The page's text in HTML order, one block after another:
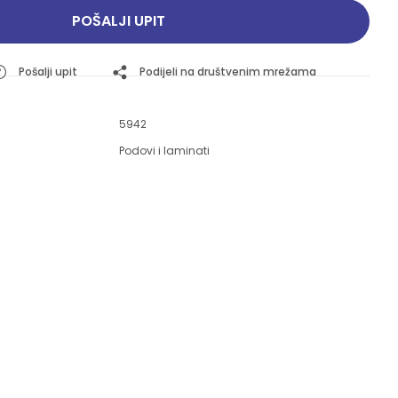
Pogledajte ponudu
Pogledajte ponudu
POŠALJI UPIT
Pošalji upit Podijeli na društvenim mrežama
5942
Podovi i laminati